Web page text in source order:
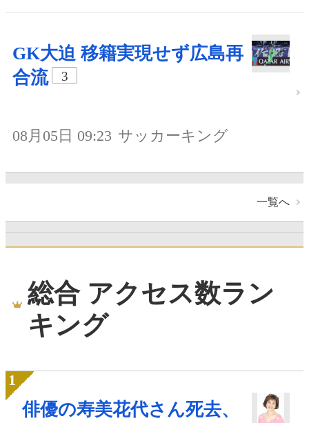
GK大迫 移籍実現せず広島再
合流
3
08月05日 09:23 サッカーキング
一覧へ
総合 アクセス数ラン
キング
俳優の寿美花代さん死去、